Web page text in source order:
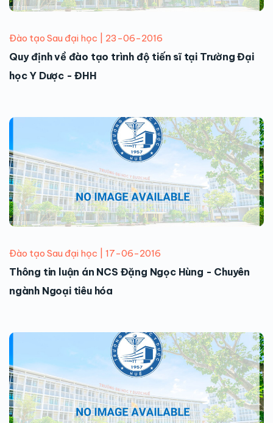
Đào tạo Sau đại học | 23-06-2016
Quy định về đào tạo trình độ tiến sĩ tại Trường Đại
học Y Dược - ĐHH
Đào tạo Sau đại học | 17-06-2016
Thông tin luận án NCS Đặng Ngọc Hùng - Chuyên
ngành Ngoại tiêu hóa